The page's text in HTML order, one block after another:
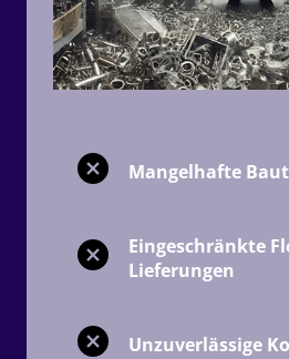
Mangelhafte
Eingeschränkte
Lieferungen
Unzuverlässige